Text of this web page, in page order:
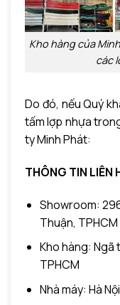
Kho hàng của
các
Do đó, nếu Quý
tấm lợp nhựa
ty Minh Phát:
THÔNG TIN LIÊN
Showroom:
Thuận, TPHCM
Kho hàng: Ngã
TPHCM
Nhà máy: Hà Nội